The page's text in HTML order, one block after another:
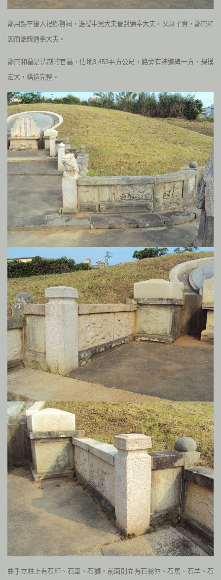
鄭用錫卒後入祀鄉賢祠，誥授中憲大夫晉封通奉大夫，父以子貴，鄭崇和
因而誥贈通奉大夫。
鄭崇和墓是清制的官墓，佔地3,453平方公尺，路旁有神道碑一方，規模
宏大，構造完整。
曲手立柱上有石印、石筆、石獅，前面則立有石翁仲、石馬、石羊、石